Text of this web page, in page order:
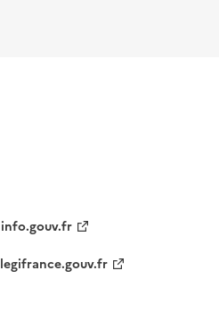
info.gouv.fr
legifrance.gouv.fr